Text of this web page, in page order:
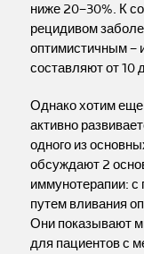
ниже 20–30%. К
рецидивом
оптимистичным –
составляют от 10
Однако хотим еще
активно
одного из
обсуждают 2
иммунотерапии:
путем вливания
Они показывают
для пациентов с